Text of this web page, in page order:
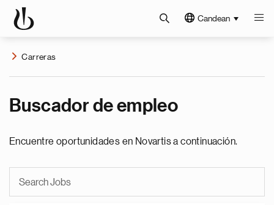
Candean
Carreras
Buscador de empleo
Encuentre oportunidades en Novartis a continuación.